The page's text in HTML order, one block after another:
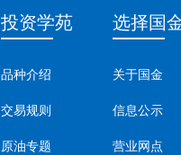
投资学苑
品种介绍
交易规则
原油专题
选择国
关于国金
信息公示
营业网点